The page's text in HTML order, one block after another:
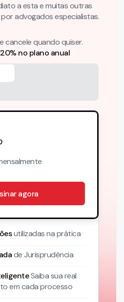
a esta e muitas outras
advogados especialistas.
cancele quando quiser.
no plano anual
agora
utilizadas na prática
de Jurisprudência
Saiba sua real
em cada processo